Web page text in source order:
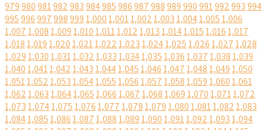
979980981982983984985986987988989990991992993994
9959969979989991,0001,0011,0021,0031,0041,0051,006
1,0071,0081,0091,0101,0111,0121,0131,0141,0151,0161,017
1,0181,0191,0201,0211,0221,0231,0241,0251,0261,0271,028
1,0291,0301,0311,0321,0331,0341,0351,0361,0371,0381,039
1,0401,0411,0421,0431,0441,0451,0461,0471,0481,0491,050
1,0511,0521,0531,0541,0551,0561,0571,0581,0591,0601,061
1,0621,0631,0641,0651,0661,0671,0681,0691,0701,0711,072
1,0731,0741,0751,0761,0771,0781,0791,0801,0811,0821,083
1,0841,0851,0861,0871,0881,0891,0901,0911,0921,0931,094